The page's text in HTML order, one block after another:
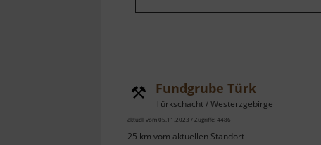
Fundgrube Türk
Türkschacht / Westerzgebirge
aktuell vom 05.11.2023 / Zugriffe: 4486
25 km vom aktuellen Standort